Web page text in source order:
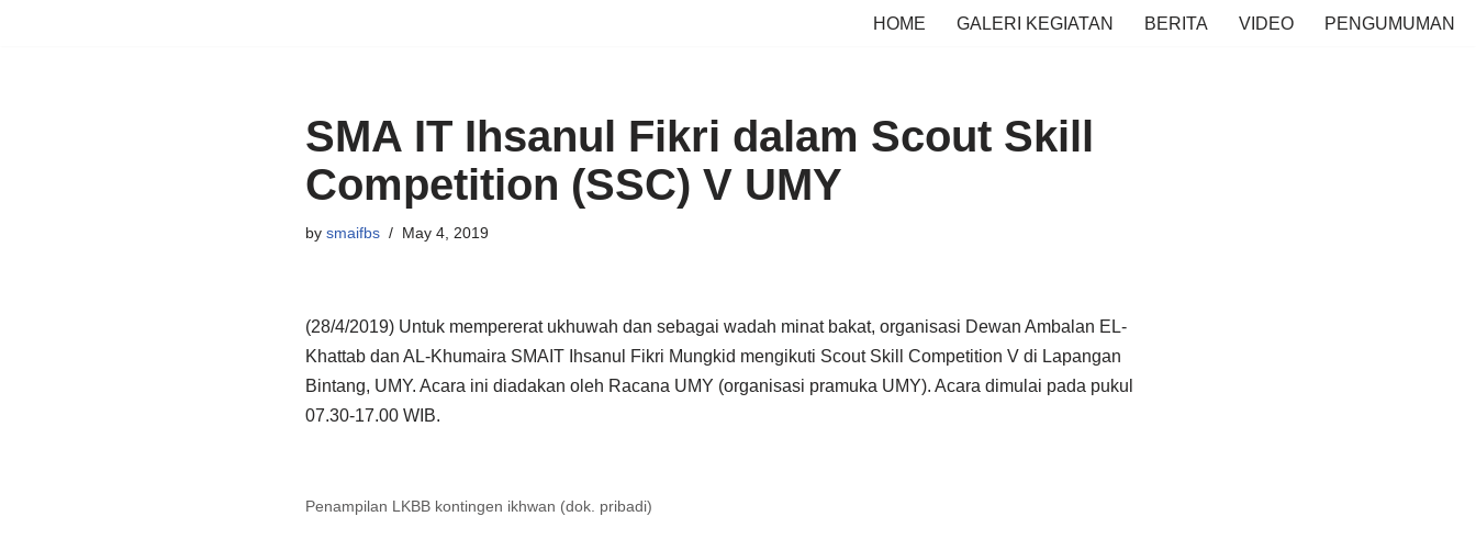
HOME GALERI KEGIATAN BERITA VIDEO PENGUMUMAN
SMA IT Ihsanul Fikri dalam Scout Skill
Competition (SSC) V UMY
by smaifbs May 4, 2019
(28/4/2019) Untuk mempererat ukhuwah dan sebagai wadah minat bakat, organisasi Dewan Ambalan EL-
Khattab dan AL-Khumaira SMAIT Ihsanul Fikri Mungkid mengikuti Scout Skill Competition V di Lapangan
Bintang, UMY. Acara ini diadakan oleh Racana UMY (organisasi pramuka UMY). Acara dimulai pada pukul
07.30-17.00 WIB.
Penampilan LKBB kontingen ikhwan (dok. pribadi)